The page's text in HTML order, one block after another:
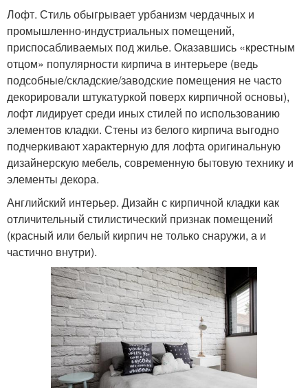
Лофт. Стиль обыгрывает урбанизм чердачных и
промышленно-индустриальных помещений,
приспосабливаемых под жилье. Оказавшись «крестным
отцом» популярности кирпича в интерьере (ведь
подсобные/складские/заводские помещения не часто
декорировали штукатуркой поверх кирпичной основы),
лофт лидирует среди иных стилей по использованию
элементов кладки. Стены из белого кирпича выгодно
подчеркивают характерную для лофта оригинальную
дизайнерскую мебель, современную бытовую технику и
элементы декора.
Английский интерьер. Дизайн с кирпичной кладки как
отличительный стилистический признак помещений
(красный или белый кирпич не только снаружи, а и
частично внутри).